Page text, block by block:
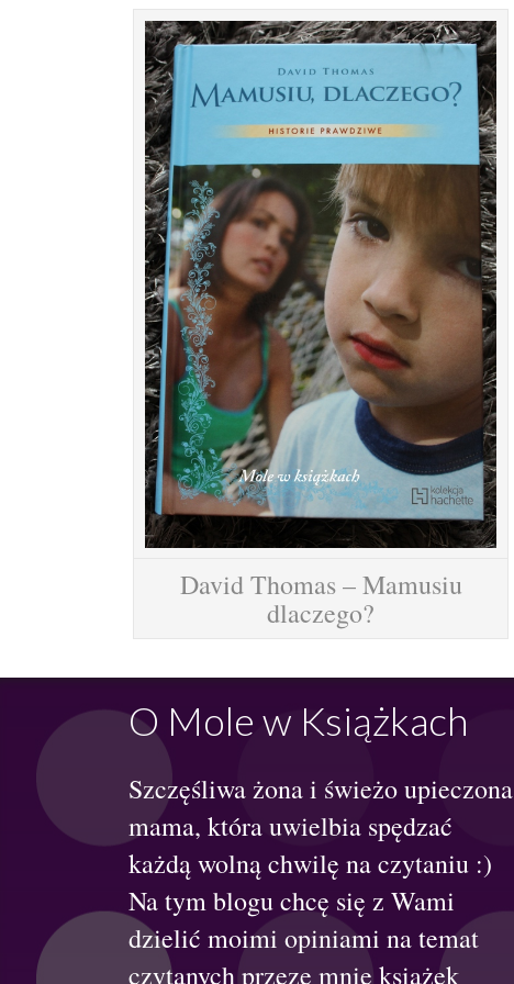
David Thomas – Mamusiu
dlaczego?
O Mole w Książkach
Szczęśliwa żona i świeżo upieczona
mama, która uwielbia spędzać
każdą wolną chwilę na czytaniu :)
Na tym blogu chcę się z Wami
dzielić moimi opiniami na temat
czytanych przeze mnie książek